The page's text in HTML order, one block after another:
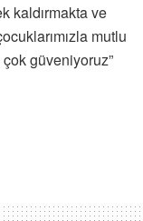
kaldırmakta ve
mutlu
güveniyoruz”